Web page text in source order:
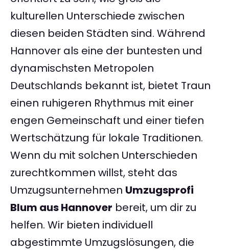
kulturellen Unterschiede zwischen
diesen beiden Städten sind. Während
Hannover als eine der buntesten und
dynamischsten Metropolen
Deutschlands bekannt ist, bietet Traun
einen ruhigeren Rhythmus mit einer
engen Gemeinschaft und einer tiefen
Wertschätzung für lokale Traditionen.
Wenn du mit solchen Unterschieden
zurechtkommen willst, steht das
Umzugsunternehmen Umzugsprofi
Blum aus Hannover bereit, um dir zu
helfen. Wir bieten individuell
abgestimmte Umzugslösungen, die